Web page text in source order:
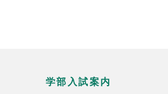
学部入試案内